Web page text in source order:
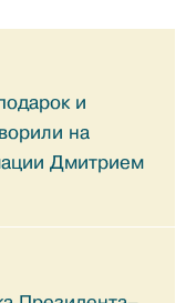
и
на
Дмитрием